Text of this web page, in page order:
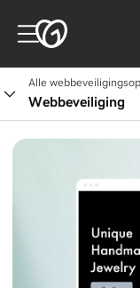
Alle
Webbeveiliging